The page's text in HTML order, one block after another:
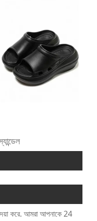
দয়া করে. আমরা আপনাকে 24